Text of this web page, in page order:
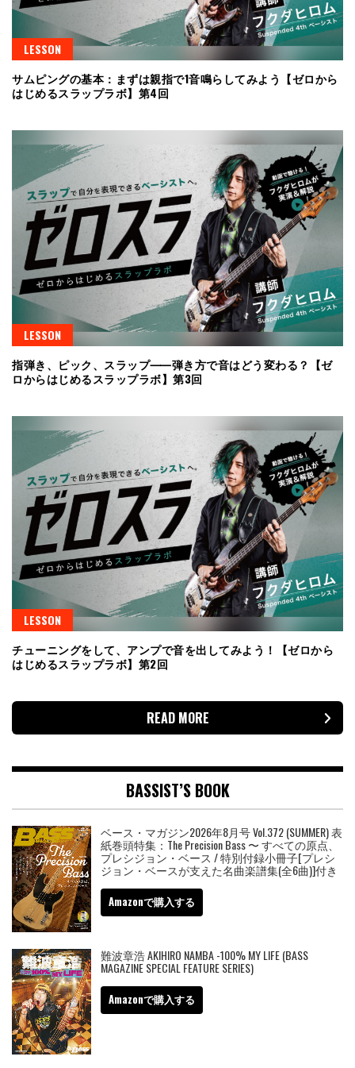
LESSON
サムピングの基本：まずは親指で1音鳴らしてみよう【ゼロから
はじめるスラップラボ】第4回
LESSON
指弾き、ピック、スラップ⸺弾き方で音はどう変わる？【ゼ
ロからはじめるスラップラボ】第3回
LESSON
チューニングをして、アンプで音を出してみよう！【ゼロから
はじめるスラップラボ】第2回
READ MORE
BASSIST’S BOOK
ベース・マガジン2026年8月号 Vol.372 (SUMMER) 表
紙巻頭特集：The Precision Bass 〜 すべての原点、
プレシジョン・ベース / 特別付録小冊子[プレシ
ジョン・ベースが支えた名曲楽譜集(全6曲)]付き
Amazonで購入する
難波章浩 AKIHIRO NAMBA -100% MY LIFE (BASS
MAGAZINE SPECIAL FEATURE SERIES)
Amazonで購入する